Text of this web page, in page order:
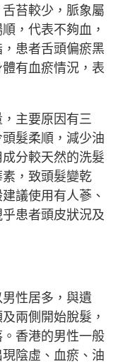
苔較少，脈象屬
，代表不夠血，
患者舌頭偏瘀黑
有血瘀情況，表
主要原因有三
髮柔順，減少油
分較天然的洗髮
，致頭髮變乾
議使用有人蔘、
患者頭皮狀況及
性居多，與遺
兩側開始脫髮，
香港的男性一般
陰虛、血瘀、油